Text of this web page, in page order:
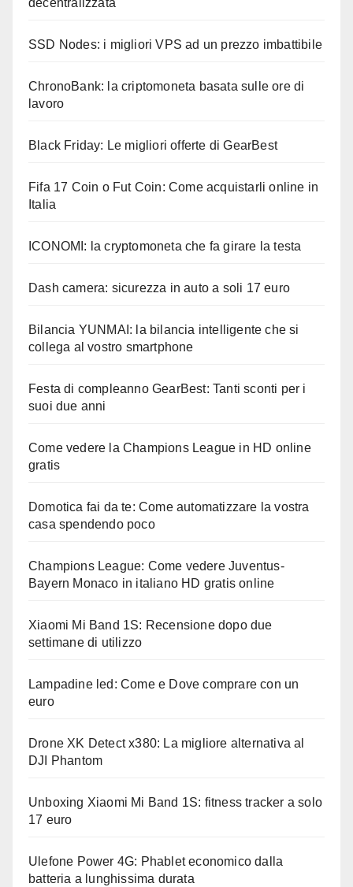
SSD Nodes: i migliori VPS ad un prezzo imbattibile
ChronoBank: la criptomoneta basata sulle ore di
lavoro
Black Friday: Le migliori offerte di GearBest
Fifa 17 Coin o Fut Coin: Come acquistarli online in
Italia
ICONOMI: la cryptomoneta che fa girare la testa
Dash camera: sicurezza in auto a soli 17 euro
Bilancia YUNMAI: la bilancia intelligente che si
collega al vostro smartphone
Festa di compleanno GearBest: Tanti sconti per i
suoi due anni
Come vedere la Champions League in HD online
gratis
Domotica fai da te: Come automatizzare la vostra
casa spendendo poco
Champions League: Come vedere Juventus-
Bayern Monaco in italiano HD gratis online
Xiaomi Mi Band 1S: Recensione dopo due
settimane di utilizzo
Lampadine led: Come e Dove comprare con un
euro
Drone XK Detect x380: La migliore alternativa al
DJI Phantom
Unboxing Xiaomi Mi Band 1S: fitness tracker a solo
17 euro
Ulefone Power 4G: Phablet economico dalla
batteria a lunghissima durata